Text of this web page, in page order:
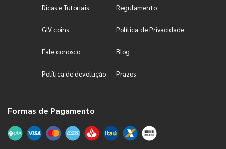
Dicas e Tutoriais Regulamento
GIV coins Política de Privacidade
Fale conosco Blog
Política de devolução Prazos
Formas de Pagamento